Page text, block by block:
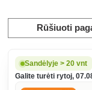
Rūšiuoti
Sandėlyje > 20 vnt
Galite turėti rytoj,